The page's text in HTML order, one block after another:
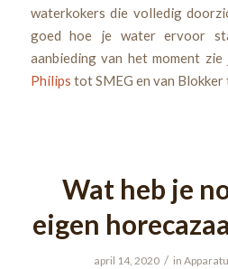
waterkokers die volledig
goed hoe je water ervoor
aanbieding van het moment
Philips tot SMEG en van Blokker
Wat heb je
eigen
april 14, 2020 / in